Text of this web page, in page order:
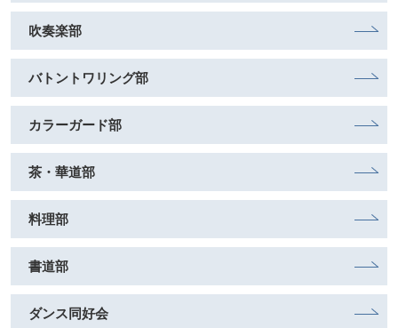
吹奏楽部
バトントワリング部
カラーガード部
茶・華道部
料理部
書道部
ダンス同好会